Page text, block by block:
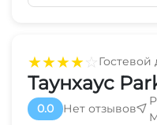
★★★★☆Гостевой
Таунхаус
0.0 Нет отзывов